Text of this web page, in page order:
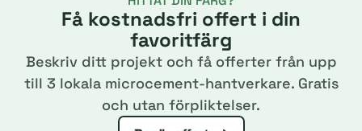
Få kostnadsfri offert i din
favoritfärg
Beskriv ditt projekt och få offerter från upp
till 3 lokala microcement-hantverkare. Gratis
och utan förpliktelser.